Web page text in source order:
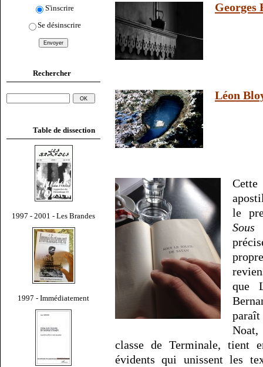
S'inscrire
Se désinscrire
Rechercher
Table de dissection
1997 - 2001 - Les Brandes
1997 - Immédiatement
Georges
Léon
Cette
le
que
Noat,
classe de Terminale, tient
évidents qui unissent les